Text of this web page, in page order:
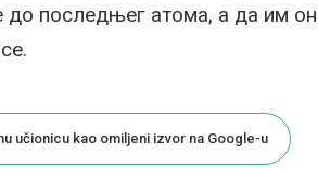
до последњег атома, а да им
učionicu kao omiljeni izvor na Google-u